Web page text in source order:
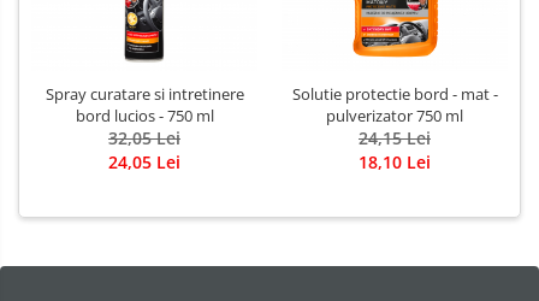
Spray curatare si intretinere
bord lucios - 750 ml
32,05 Lei
24,05 Lei
Solutie protectie bord - mat -
pulverizator 750 ml
24,15 Lei
18,10 Lei